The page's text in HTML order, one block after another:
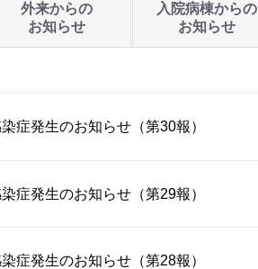
外来からの
お知らせ
入院病棟からの
お知らせ
症発生のお知らせ（第30報）
症発生のお知らせ（第29報）
症発生のお知らせ（第28報）